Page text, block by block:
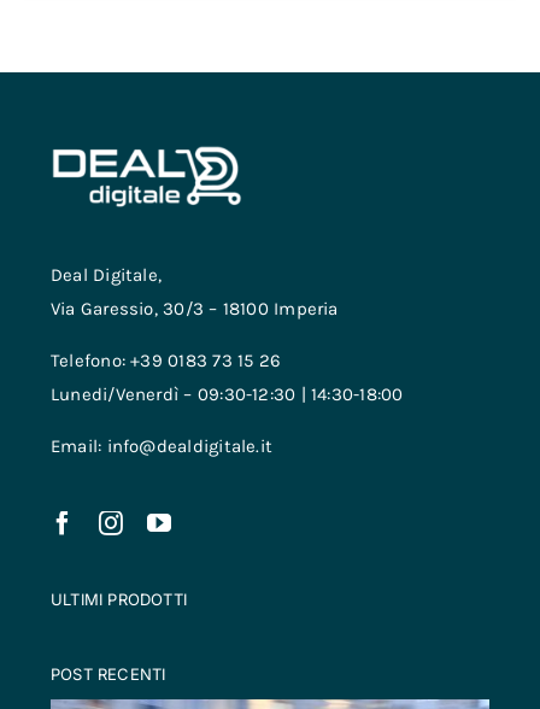
Deal Digitale,
Via Garessio, 30/3 – 18100 Imperia
Telefono: +39 0183 73 15 26
Lunedi/Venerdì – 09:30-12:30 | 14:30-18:00
Email: info@dealdigitale.it
ULTIMI PRODOTTI
POST RECENTI